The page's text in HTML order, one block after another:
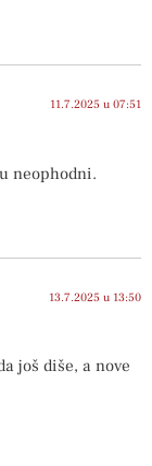
11.7.2025 u 07:51
neophodni.
13.7.2025 u 13:50
još diše, a nove